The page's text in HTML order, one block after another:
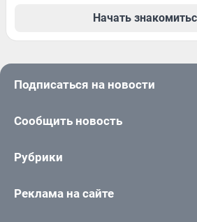
Начать
Подписаться на новости
Сообщить новость
Рубрики
Реклама на сайте